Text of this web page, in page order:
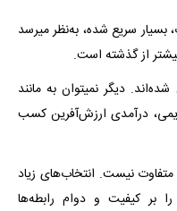
بسیار سریع شده، به‌نظر میرسد
از گذشته است.
دیگر نمیتوان به مانند
درآمدی ارزش‌آفرین کسب
نیست. انتخاب‌های زیاد
بر کیفیت و دوام رابطه‌ها